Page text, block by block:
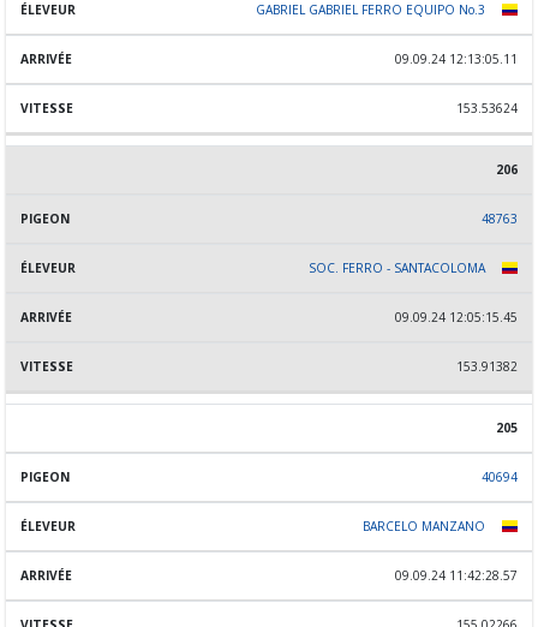
GABRIEL GABRIEL FERRO EQUIPO No.3
09.09.24 12:13:05.11
153.53624
206
48763
SOC. FERRO - SANTACOLOMA
09.09.24 12:05:15.45
153.91382
205
40694
BARCELO MANZANO
09.09.24 11:42:28.57